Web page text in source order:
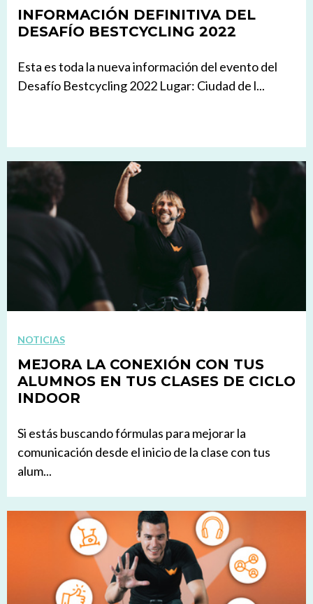
INFORMACIÓN DEFINITIVA DEL
DESAFÍO BESTCYCLING 2022
Esta es toda la nueva información del evento del
Desafío Bestcycling 2022 Lugar: Ciudad de l...
NOTICIAS
MEJORA LA CONEXIÓN CON TUS
ALUMNOS EN TUS CLASES DE CICLO
INDOOR
Si estás buscando fórmulas para mejorar la
comunicación desde el inicio de la clase con tus
alum...